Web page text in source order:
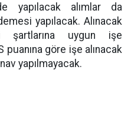
yapılacak alımlar da
yapılacak. Alınacak
şartlarına uygun işe
puanına göre işe alınacak
yapılmayacak.